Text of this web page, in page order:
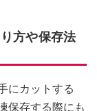
方や保存法
にカットする
保存する際にも